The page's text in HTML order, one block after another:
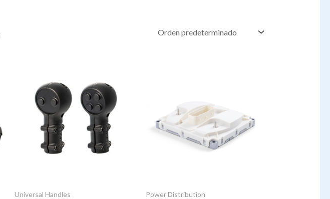
Universal Handles Power Distribution